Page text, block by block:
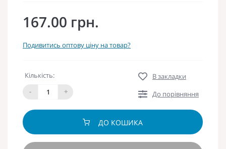
167.00 грн.
Подивитись оптову ціну на товар?
Кількість:
-
+
В закладки
До порівняння
ДО КОШИКА